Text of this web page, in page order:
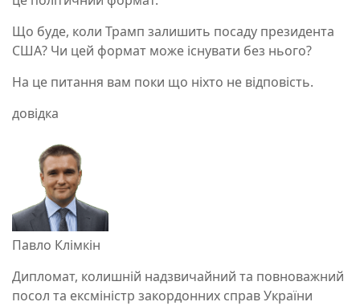
Що буде, коли Трамп залишить посаду президента
США? Чи цей формат може існувати без нього?
На це питання вам поки що ніхто не відповість.
довідка
Павло Клімкін
Дипломат, колишній надзвичайний та повноважний
посол та ексміністр закордонних справ України